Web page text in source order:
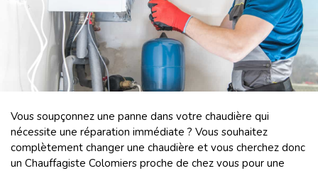
Vous soupçonnez une panne dans votre chaudière qui
nécessite une réparation immédiate ? Vous souhaitez
complètement changer une chaudière et vous cherchez donc
un Chauffagiste Colomiers proche de chez vous pour une